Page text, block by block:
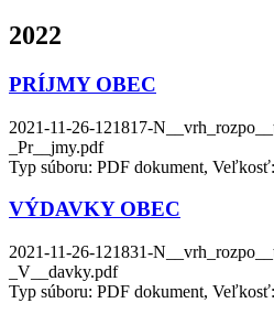
2022
PRÍJMY OBEC
2021-11-26-121817-
_Pr__jmy.pdf
Typ súboru: PDF dokument,
VÝDAVKY OBEC
2021-11-26-121831-
_V__davky.pdf
Typ súboru: PDF dokument,